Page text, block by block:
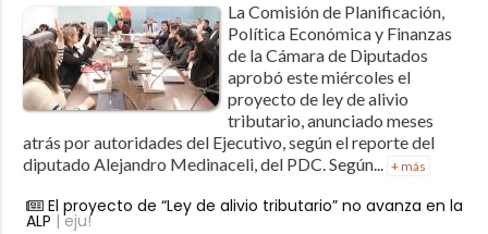
La Comisión de Planificación,
Política Económica y Finanzas
de la Cámara de Diputados
aprobó este miércoles el
proyecto de ley de alivio
tributario, anunciado meses
atrás por autoridades del Ejecutivo, según el reporte del
diputado Alejandro Medinaceli, del PDC. Según... + más
El proyecto de “Ley de alivio tributario” no avanza en la
ALP | eju!